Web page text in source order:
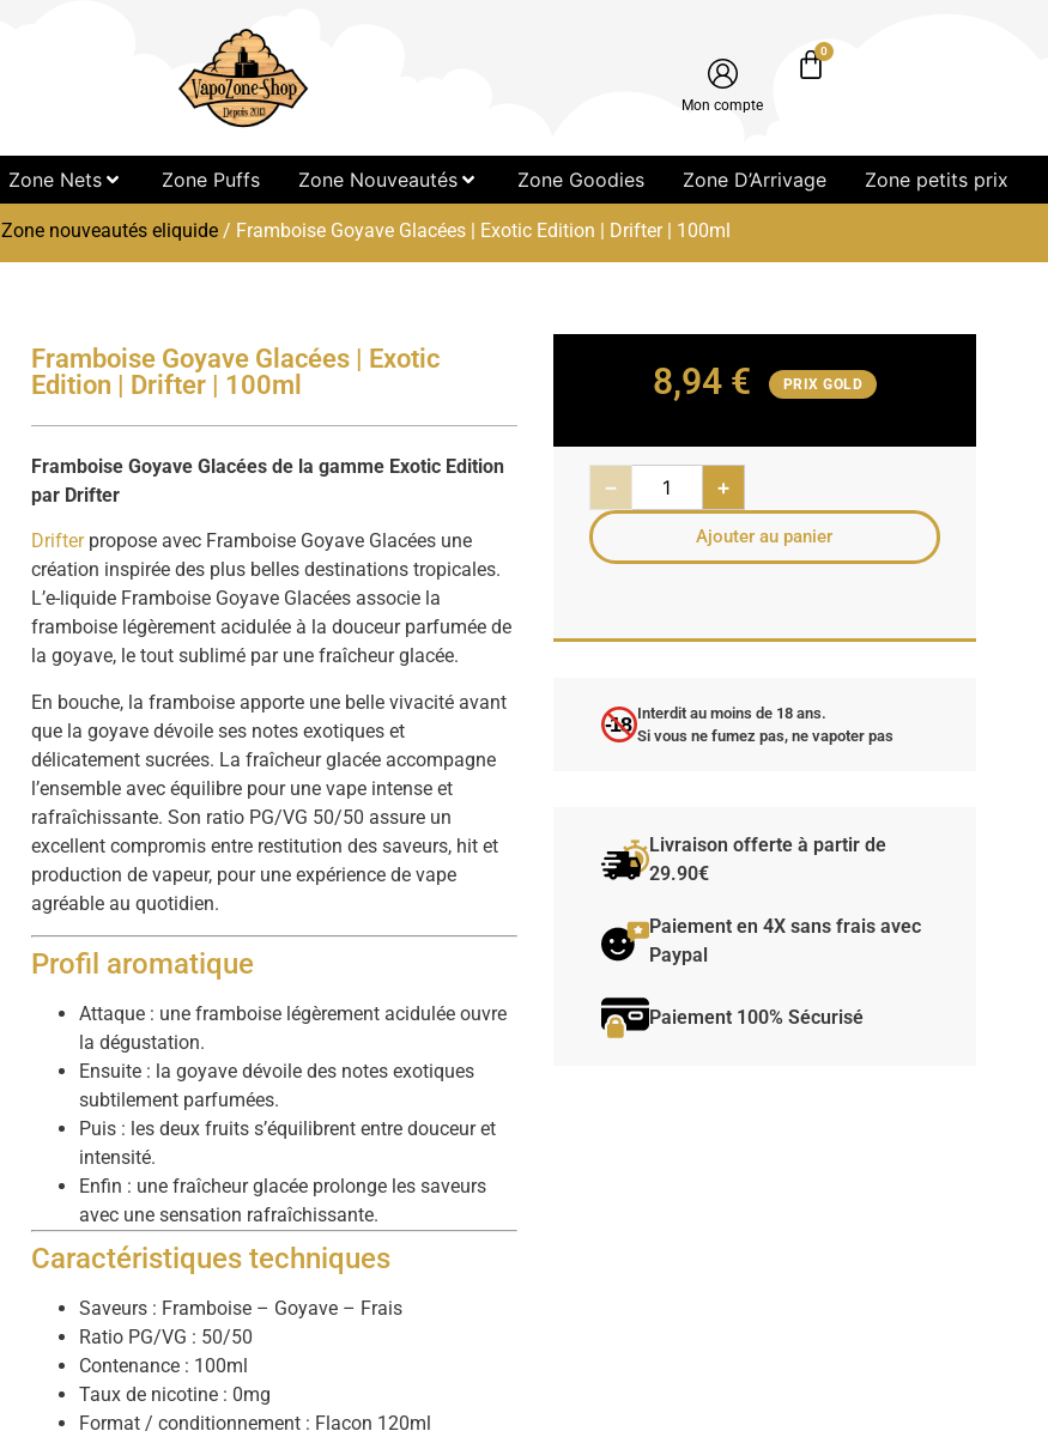
Mon compte
0
Zone Nets Zone Puffs Zone Nouveautés Zone Goodies Zone D’Arrivage Zone petits prix
Zone nouveautés eliquide / Framboise Goyave Glacées | Exotic Edition | Drifter | 100ml
Framboise Goyave Glacées | Exotic
Edition | Drifter | 100ml
Framboise Goyave Glacées de la gamme Exotic Edition
par Drifter
Drifterpropose avec Framboise Goyave Glacées une
création inspirée des plus belles destinations tropicales.
L’e-liquide Framboise Goyave Glacées associe la
framboise légèrement acidulée à la douceur parfumée de
la goyave, le tout sublimé par une fraîcheur glacée.
En bouche, la framboise apporte une belle vivacité avant
que la goyave dévoile ses notes exotiques et
délicatement sucrées. La fraîcheur glacée accompagne
l’ensemble avec équilibre pour une vape intense et
rafraîchissante. Son ratio PG/VG 50/50 assure un
excellent compromis entre restitution des saveurs, hit et
production de vapeur, pour une expérience de vape
agréable au quotidien.
Profil aromatique
Attaque : une framboise légèrement acidulée ouvre
la dégustation.
Ensuite : la goyave dévoile des notes exotiques
subtilement parfumées.
Puis : les deux fruits s’équilibrent entre douceur et
intensité.
Enfin : une fraîcheur glacée prolonge les saveurs
avec une sensation rafraîchissante.
Caractéristiques techniques
Saveurs : Framboise – Goyave – Frais
Ratio PG/VG : 50/50
Contenance : 100ml
Taux de nicotine : 0mg
Format / conditionnement : Flacon 120ml
8,94 € PRIX GOLD
− +
Ajouter au panier
-18 Interdit au moins de 18 ans.
Si vous ne fumez pas, ne vapoter pas
Livraison offerte à partir de
29.90€
Paiement en 4X sans frais avec
Paypal
Paiement 100% Sécurisé